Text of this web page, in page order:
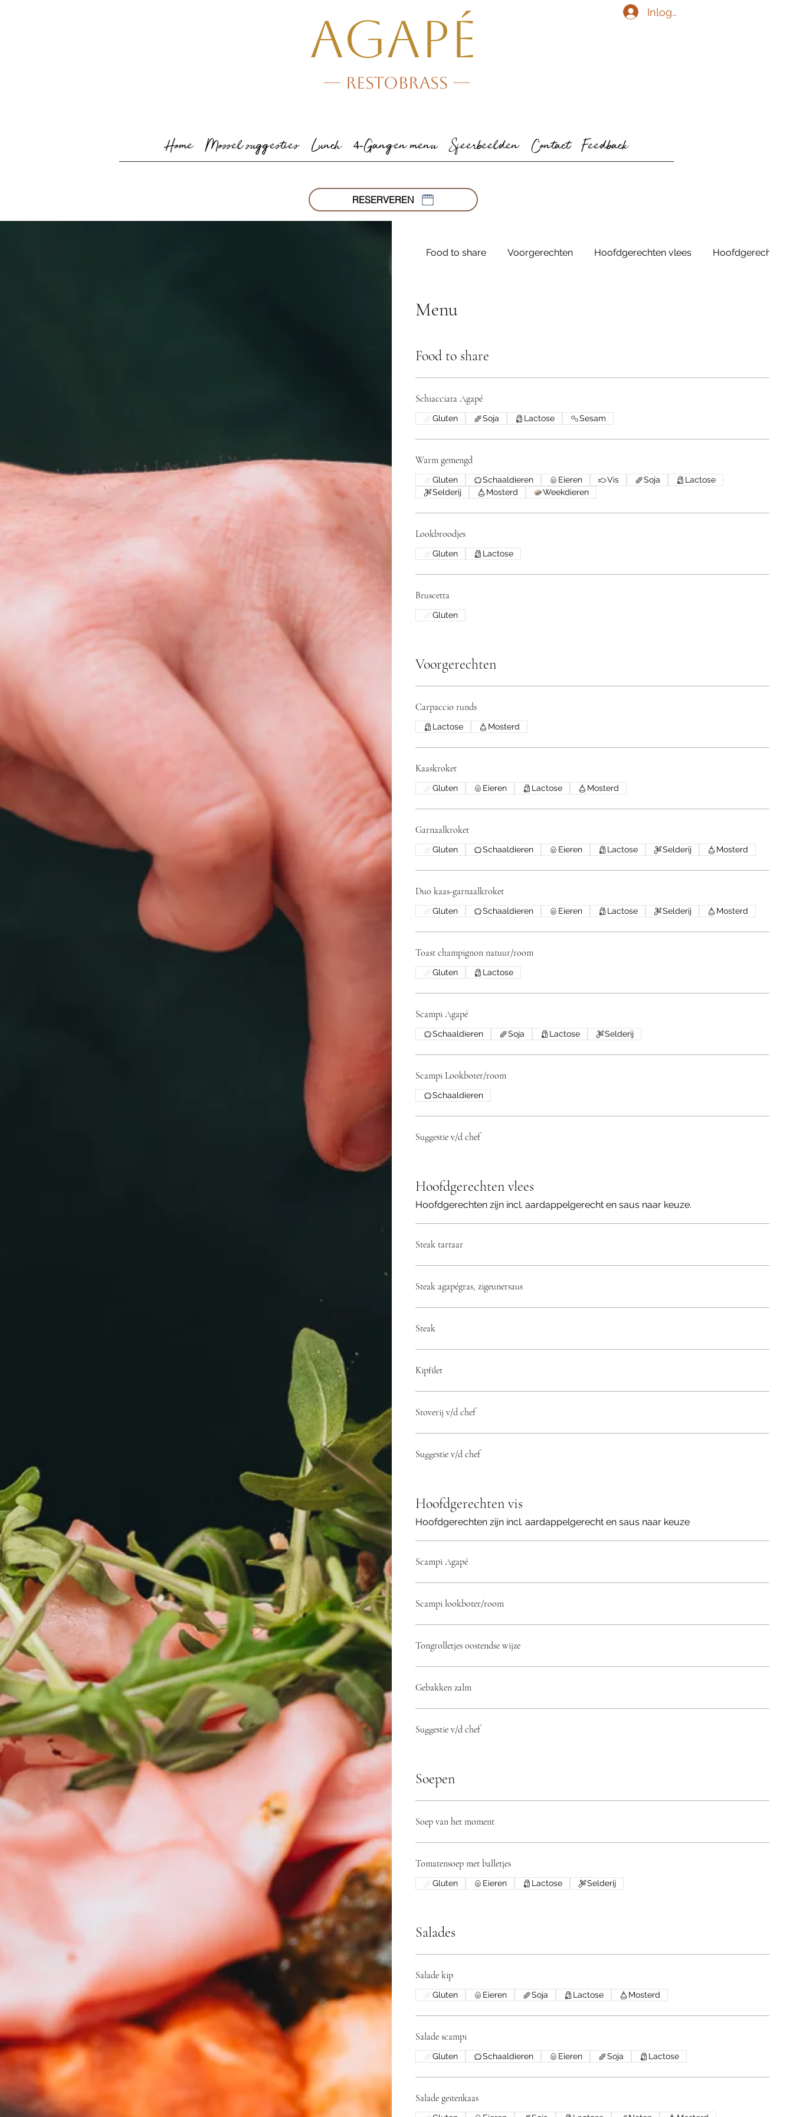
Inloggen
AGAPé
--- Restobrass ---
Home Mossel suggesties Lunch 4-Gangen menu Sfeerbeelden Contact Feedback
RESERVEREN
Food to share Voorgerechten Hoofdgerechten vlees Hoofdgerechten
Menu
Food to share
Schiacciata Agapé
Gluten Soja Lactose Sesam
Warm gemengd
Gluten Schaaldieren Eieren Vis Soja
Lactose
Selderij
Mosterd Weekdieren
Lookbroodjes
Gluten Lactose
Bruscetta
Gluten
Voorgerechten
Carpaccio runds
Lactose Mosterd
Kaaskroket
Gluten Eieren Lactose Mosterd
Garnaalkroket
Gluten Schaaldieren Eieren Lactose Selderij Mosterd
Duo kaas-garnaalkroket
Gluten Schaaldieren Eieren Lactose Selderij Mosterd
Toast champignon natuur/room
Gluten Lactose
Scampi Agapé
Schaaldieren Soja Lactose Selderij
Scampi Lookboter/room
Schaaldieren
Suggestie v/d chef
Hoofdgerechten vlees
Hoofdgerechten zijn incl. aardappelgerecht en saus naar keuze.
Steak tartaar
Steak agapégras, zigeunersaus
Steak
Kipfilet
Stoverij v/d chef
Suggestie v/d chef
Hoofdgerechten vis
Hoofdgerechten zijn incl. aardappelgerecht en saus naar keuze
Scampi Agapé
Scampi lookboter/room
Tongrolletjes oostendse wijze
Gebakken zalm
Suggestie v/d chef
Soepen
Soep van het moment
Tomatensoep met balletjes
Gluten Eieren Lactose Selderij
Salades
Salade kip
Gluten Eieren Soja Lactose Mosterd
Salade scampi
Gluten Schaaldieren Eieren Soja Lactose
Salade geitenkaas